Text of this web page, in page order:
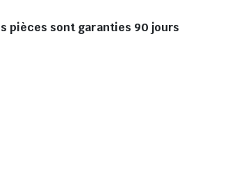
pièces sont garanties 90 jours